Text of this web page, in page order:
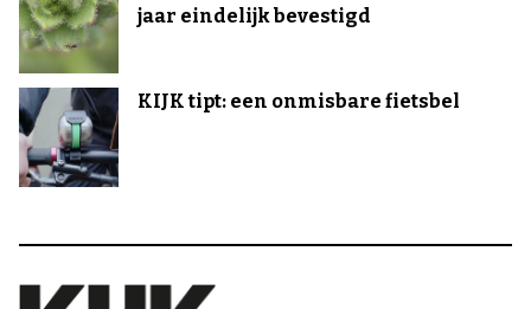
jaar eindelijk bevestigd
KIJK tipt: een onmisbare fietsbel